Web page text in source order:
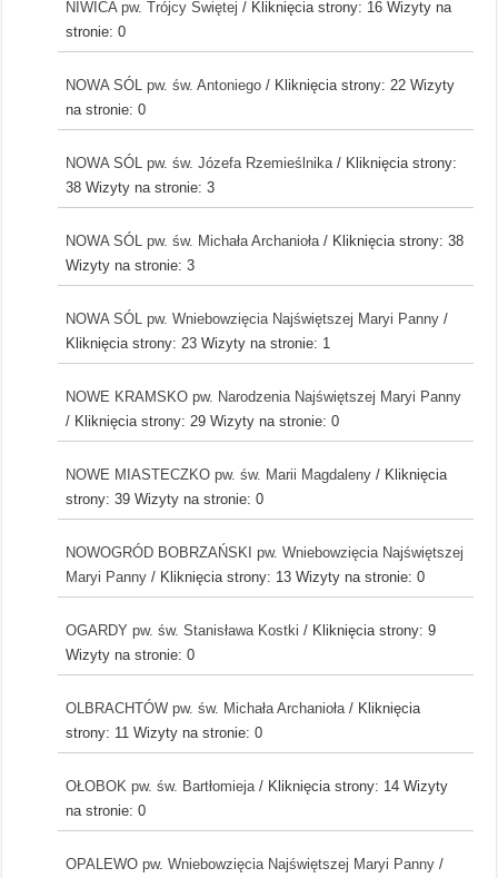
NIWICA pw. Trójcy Świętej / Kliknięcia strony: 16 Wizyty na
stronie: 0
NOWA SÓL pw. św. Antoniego / Kliknięcia strony: 22 Wizyty
na stronie: 0
NOWA SÓL pw. św. Józefa Rzemieślnika / Kliknięcia strony:
38 Wizyty na stronie: 3
NOWA SÓL pw. św. Michała Archanioła / Kliknięcia strony: 38
Wizyty na stronie: 3
NOWA SÓL pw. Wniebowzięcia Najświętszej Maryi Panny /
Kliknięcia strony: 23 Wizyty na stronie: 1
NOWE KRAMSKO pw. Narodzenia Najświętszej Maryi Panny
/ Kliknięcia strony: 29 Wizyty na stronie: 0
NOWE MIASTECZKO pw. św. Marii Magdaleny / Kliknięcia
strony: 39 Wizyty na stronie: 0
NOWOGRÓD BOBRZAŃSKI pw. Wniebowzięcia Najświętszej
Maryi Panny / Kliknięcia strony: 13 Wizyty na stronie: 0
OGARDY pw. św. Stanisława Kostki / Kliknięcia strony: 9
Wizyty na stronie: 0
OLBRACHTÓW pw. św. Michała Archanioła / Kliknięcia
strony: 11 Wizyty na stronie: 0
OŁOBOK pw. św. Bartłomieja / Kliknięcia strony: 14 Wizyty
na stronie: 0
OPALEWO pw. Wniebowzięcia Najświętszej Maryi Panny /